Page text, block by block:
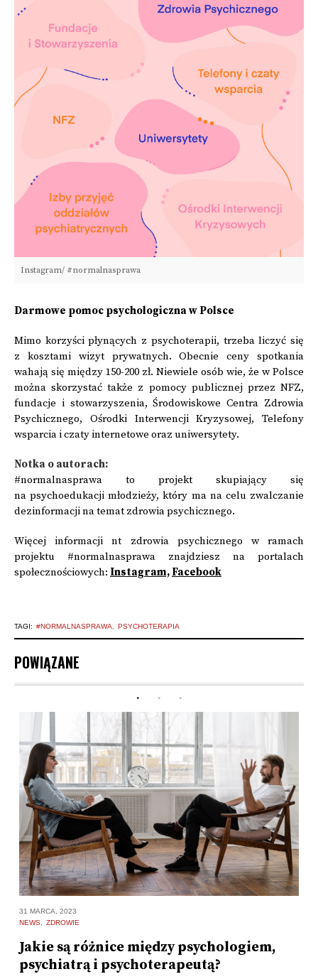
Instagram/ #normalnasprawa
Darmowe pomoc psychologiczna w Polsce
Mimo korzyści płynących z psychoterapii, trzeba liczyć się
z kosztami wizyt prywatnych. Obecnie ceny spotkania
wahają się między 150-200 zł. Niewiele osób wie, że w Polsce
można skorzystać także z pomocy publicznej przez NFZ,
fundacje i stowarzyszenia, Środowiskowe Centra Zdrowia
Psychicznego, Ośrodki Interwencji Kryzysowej, Telefony
wsparcia i czaty internetowe oraz uniwersytety.
Notka o autorach:
#normalnasprawa
to projekt skupiający się
na psychoedukacjimłodzieży, który ma na celu zwalczanie
dezinformacji na temat zdrowia psychicznego.
Więcej informacji nt zdrowia psychicznego w ramach
projektu #normalnasprawa znajdziesz na portalach
społecznościowych: Instagram,Facebook
TAGI: #NORMALNASPRAWA PSYCHOTERAPIA
POWIĄZANE
31 MARCA, 2023
NEWS
ZDROWIE
Jakie są różnice między psychologiem,
psychiatrą i psychoterapeutą?